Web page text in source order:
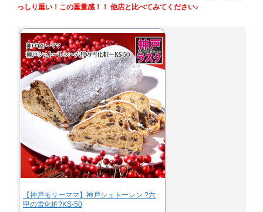
っしり重い！この重量感！！ 他店と比べてみてください♪
【神戸モリーママ】神戸シュトーレン ?六
甲の雪化粧?KS-50